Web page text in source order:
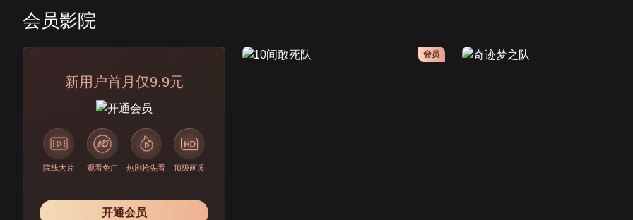
会员影院
新用户首月仅9.9元
院线大片 观看免广 热剧抢先看 顶级画质
开通会员
会员